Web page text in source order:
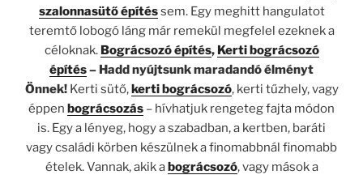
szalonnasütő építéssem. Egy meghitt hangulatot
teremtő lobogó láng már remekül megfelel ezeknek a
céloknak. Bográcsozó építés, Kerti bográcsozó
építés– Hadd nyújtsunk maradandó élményt
Önnek! Kerti sütő,kerti bográcsozó, kerti tűzhely, vagy
éppen bográcsozás – hívhatjuk rengeteg fajta módon
is. Egy a lényeg, hogy a szabadban, a kertben, baráti
vagy családi körben készülnek a finomabbnál finomabb
ételek. Vannak, akik abográcsozó, vagy mások a